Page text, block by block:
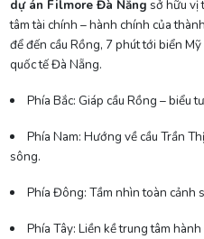
dự án Filmore Đà Nẵng sở hữu vị
tâm tài chính – hành chính của
để đến cầu Rồng, 7 phút tới biển
quốc tế Đà Nẵng.
Phía Bắc: Giáp cầu Rồng – biểu
Phía Nam: Hướng về cầu Trần
sông.
Phía Đông: Tầm nhìn toàn cảnh
Phía Tây: Liền kề trung tâm